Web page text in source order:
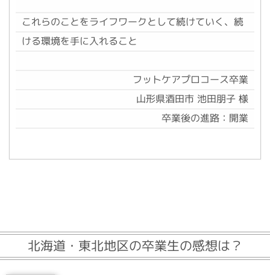
これらのことをライフワークとして続けていく、続
ける環境を手に入れること
フットケアプロコース卒業
山形県酒田市 池田朋子 様
卒業後の進路：開業
北海道・東北地区の卒業生の感想は？